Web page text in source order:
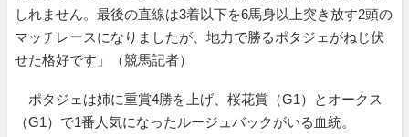
しれません。最後の直線は3着以下を6馬身以上突き放す2頭の
マッチレースになりましたが、地力で勝るポタジェがねじ伏
せた格好です」（競馬記者）
ポタジェは姉に重賞4勝を上げ、桜花賞（G1）とオークス
（G1）で1番人気になったルージュバックがいる血統。